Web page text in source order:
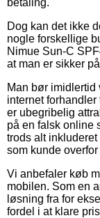
Dog kan det ikke
nogle forskellige
Nimue Sun-C
at man er sikker
Man bør
internet
er ubegribelig
på en falsk online
trods alt
som kunde
Vi anbefaler køb
mobilen. Som en
løsning fra for
fordel i at klare